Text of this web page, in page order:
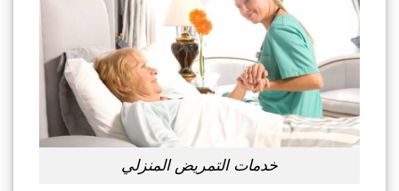
خدمات التمريض المنزلي